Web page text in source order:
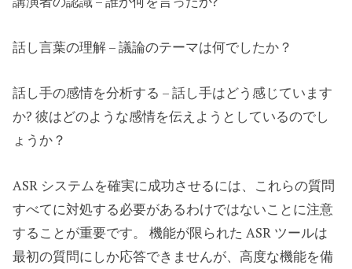
話し言葉の理解 – 議論のテーマは何でしたか？
話し手の感情を分析する – 話し手はどう感じています
か? 彼はどのような感情を伝えようとしているのでし
ょうか？
ASR システムを確実に成功させるには、これらの質問
すべてに対処する必要があるわけではないことに注意
することが重要です。 機能が限られた ASR ツールは
最初の質問にしか応答できませんが、高度な機能を備